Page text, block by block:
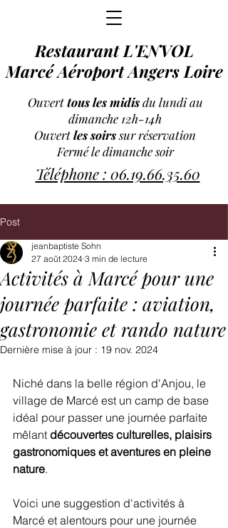
Ouverttous les midisdu lundi au
dimanche 12h-14h
Ouvertles soirssur réservation
Fermé le dimanche soir
Restaurant L'ENVOL
Marcé Aéroport Angers Loire
Téléphone : 06.19.66.35.60
Post
Activités à Marcé pour une
journée parfaite : aviation,
gastronomie et rando nature
jeanbaptiste Sohn
27 août 2024 3 min de lecture
Dernière mise à jour : 19 nov. 2024
Niché dans la belle région d'Anjou, le
village de Marcé est un camp de base
idéal pour passer une journée parfaite
mêlant découvertes culturelles, plaisirs
gastronomiques et aventures en pleine
nature.
Voici une suggestion d'activités à
Marcé et alentours pour une journée